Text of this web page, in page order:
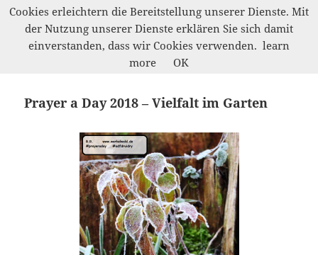
Werkelwald
Prayer a Day 2018 – Vielfalt im Garten
Cookies erleichtern die Bereitstellung unserer Dienste. Mit
der Nutzung unserer Dienste erklären Sie sich damit
einverstanden, dass wir Cookies verwenden. learn
more
OK